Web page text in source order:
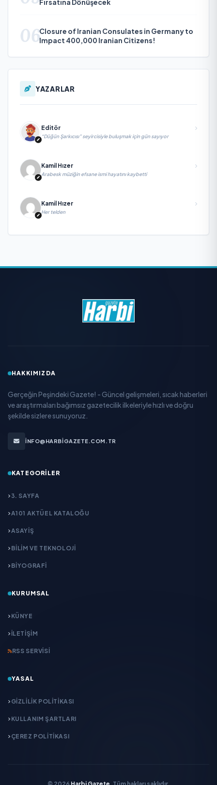
Fırsatına Dönüşecek
06Closure of Iranian Consulates in Germany to
Impact 400,000 Iranian Citizens!
YAZARLAR
Editör
“Düğün Şarkıcısı” seyircisiyle buluşmak için gün sayıyor
Kamil Hızer
Arabesk müziğin efsane ismi hayatını kaybetti
Kamil Hızer
Her telden
HAKKIMIZDA
Gerçeğin Peşindeki Gazete! - Güncel gelişmeleri, sıcak haberleri
ve araştırmaları bağımsız gazetecilik ilkeleriyle hızlı ve doğru
şekilde sizlere sunuyoruz.
INFO@HARBIGAZETE.COM.TR
KATEGORILER
3. SAYFA
A101 AKTÜEL KATALOĞU
ASAYİŞ
BİLİM VE TEKNOLOJİ
BİYOGRAFİ
KURUMSAL
KÜNYE
İLETIŞIM
RSS SERVISI
YASAL
GIZLILIK POLITIKASI
KULLANIM ŞARTLARI
ÇEREZ POLITIKASI